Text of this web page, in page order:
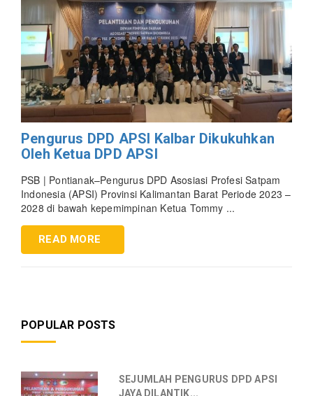
Pengurus DPD APSI Kalbar Dikukuhkan
Oleh Ketua DPD APSI
PSB | Pontianak–Pengurus DPD Asosiasi Profesi Satpam
Indonesia (APSI) Provinsi Kalimantan Barat Periode 2023 –
2028 di bawah kepemimpinan Ketua Tommy ...
READ MORE
POPULAR POSTS
SEJUMLAH PENGURUS DPD APSI
JAYA DILANTIK...